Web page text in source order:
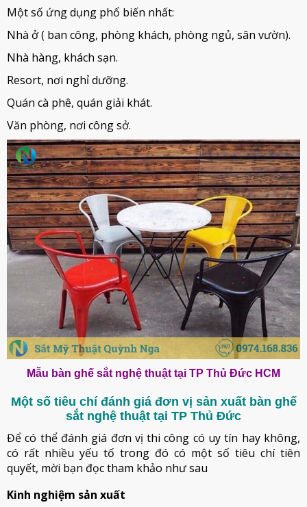
Một số ứng dụng phổ biến nhất:
Nhà ở ( ban công, phòng khách, phòng ngủ, sân vườn).
Nhà hàng, khách sạn.
Resort, nơi nghỉ dưỡng.
Quán cà phê, quán giải khát.
Văn phòng, nơi công sở.
Mẫu bàn ghế sắt nghệ thuật tại TP Thủ Đức HCM
Một số tiêu chí đánh giá đơn vị sản xuất bàn ghế
sắt nghệ thuật tại TP Thủ Đức
Để có thể đánh giá đơn vị thi công có uy tín hay không,
có rất nhiều yếu tố trong đó có một số tiêu chí tiên
quyết, mời bạn đọc tham khảo như sau
Kinh nghiệm sản xuất